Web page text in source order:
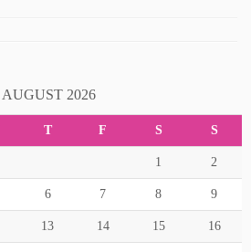
AUGUST 2026
T F S S
1 2
6 7 8 9
13 14 15 16